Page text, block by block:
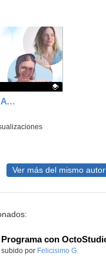
LUCES, CÁMARA Y ACCIÓN: MIREYA MARTÍNEZ Y CLAUDIA GRACIA
Ver más del mismo autor
Contenido educativo.
subido por Felicisimo G.